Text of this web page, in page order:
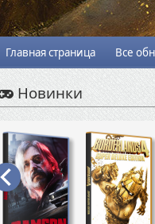
Главная страница Все
Новинки